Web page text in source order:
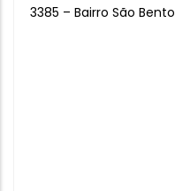
3385 – Bairro São Bento